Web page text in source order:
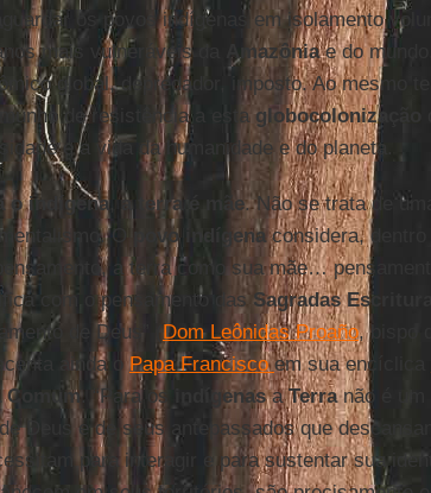
os povos indígenas em isolamento
mais vulneráveis da
Amazôniae do
global, depredador, imposto. Ao mesmo
de resistência a esta globocolonização
e a vida da humanidade e do planeta.
o indígena, a terra é mãe. Não se trata de
O
povo indígenaconsidera, dentro
a terra como sua mãe…
com o pensamento das Sagradas
de Deus” ( Dom Leônidas Proaño, bispo
ainda o Papa Franciscoem sua encíclica
Comum. “Para os indígenasaTerranão é um
de Deus e de seus antepassados que
para interagir e para sustentar sua